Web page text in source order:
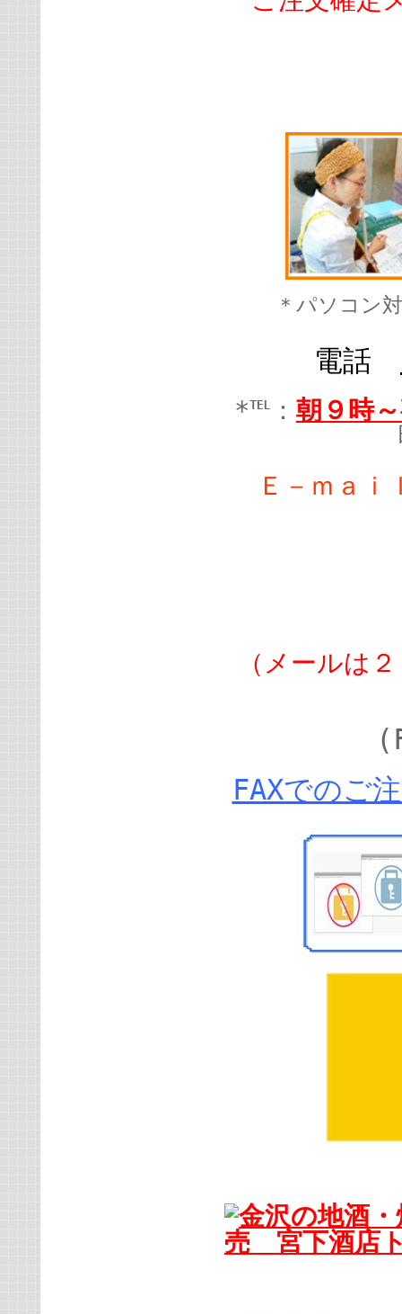
＊パソコン
電話
*℡： 朝９時
Ｅ－ｍａｉ
（メールは
FAXでのご